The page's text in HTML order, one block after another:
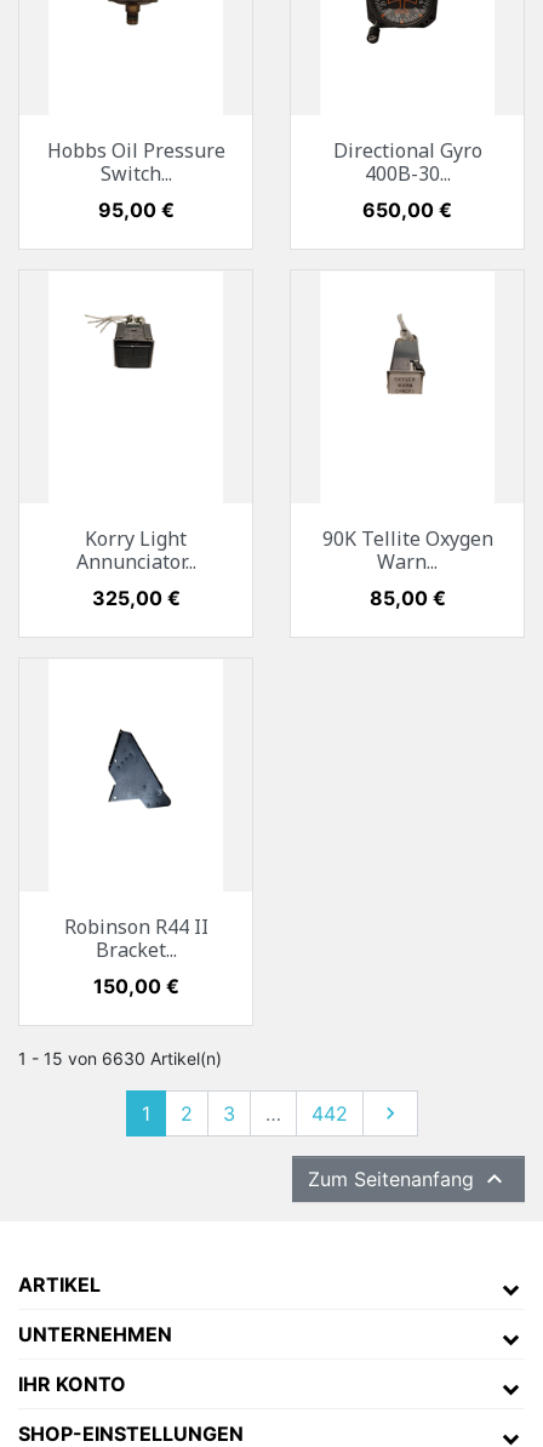
Hobbs Oil Pressure
Switch...
Preis
95,00 €
Directional Gyro
400B-30...
Preis
650,00 €
Korry Light
Annunciator...
Preis
325,00 €
90K Tellite Oxygen
Warn...
Preis
85,00 €
Robinson R44 II
Bracket...
Preis
150,00 €
1 - 15 von 6630 Artikel(n)
1 2 3 … 442 Weiter

Zum Seitenanfang 
ARTIKEL
UNTERNEHMEN
IHR KONTO
SHOP-EINSTELLUNGEN